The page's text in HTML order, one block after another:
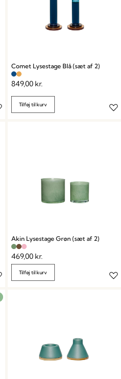
Comet Lysestage Blå (sæt af 2)
849,00 kr.
Tilføj til kurv
Akin Lysestage Grøn (sæt af 2)
469,00 kr.
Tilføj til kurv